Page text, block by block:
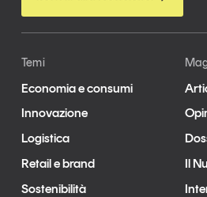
Temi
Economia e consumi
Innovazione
Logistica
Retail e brand
Sostenibilità
Il